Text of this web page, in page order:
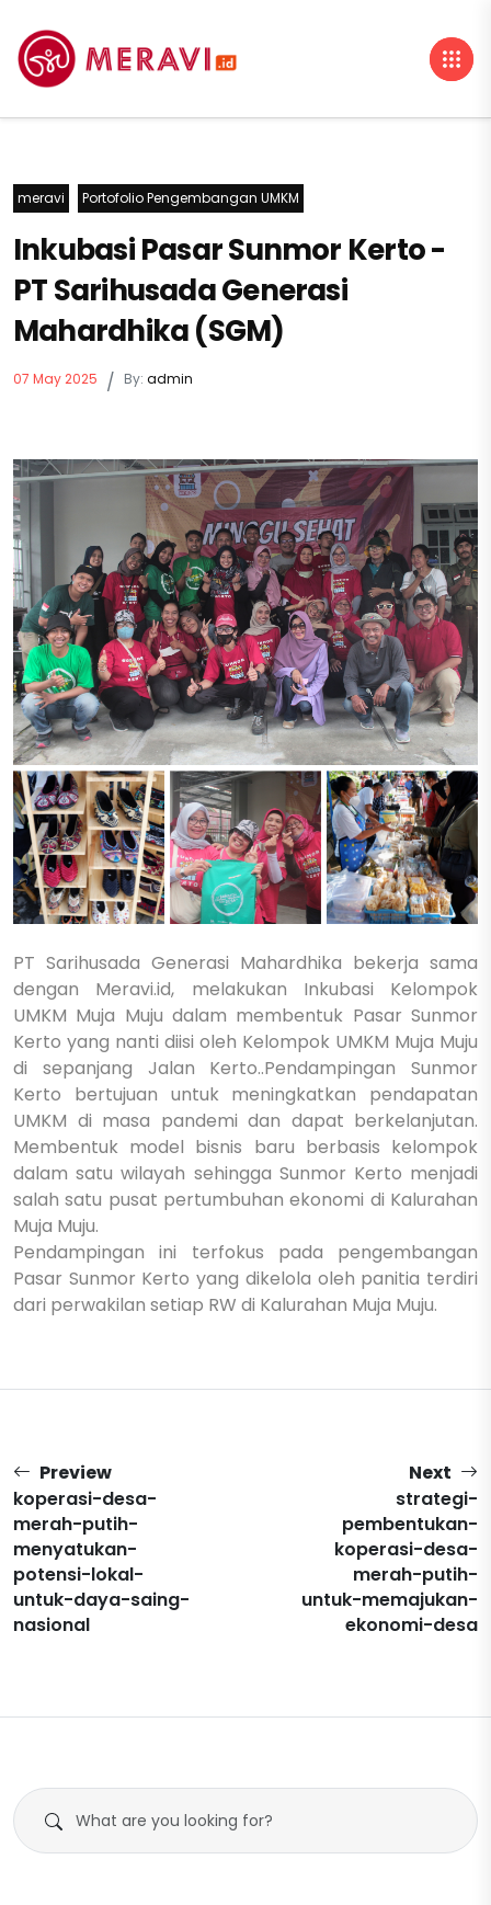
meravi Portofolio Pengembangan UMKM
Inkubasi Pasar Sunmor Kerto -
PT Sarihusada Generasi
Mahardhika (SGM)
07 May 2025 / By: admin
PT Sarihusada Generasi Mahardhika bekerja sama
dengan Meravi.id, melakukan Inkubasi Kelompok
UMKM Muja Muju dalam membentuk Pasar Sunmor
Kerto yang nanti diisi oleh Kelompok UMKM Muja Muju
di sepanjang Jalan Kerto..Pendampingan Sunmor
Kerto bertujuan untuk meningkatkan pendapatan
UMKM di masa pandemi dan dapat berkelanjutan.
Membentuk model bisnis baru berbasis kelompok
dalam satu wilayah sehingga Sunmor Kerto menjadi
salah satu pusat pertumbuhan ekonomi di Kalurahan
Muja Muju.
Pendampingan ini terfokus pada pengembangan
Pasar Sunmor Kerto yang dikelola oleh panitia terdiri
dari perwakilan setiap RW di Kalurahan Muja Muju.
Preview
koperasi-desa-
merah-putih-
menyatukan-
potensi-lokal-
untuk-daya-saing-
nasional
Next
strategi-
pembentukan-
koperasi-desa-
merah-putih-
untuk-memajukan-
ekonomi-desa